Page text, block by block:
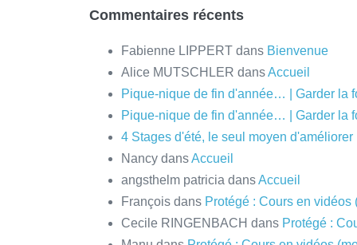
Commentaires récents
Fabienne LIPPERT dans Bienvenue
Alice MUTSCHLER dansAccueil
Pique-nique de fin d'année… | Garder la
Pique-nique de fin d'année… | Garder la
4 Stages d'été, le seul moyen
Nancy dansAccueil
angsthelm patricia dansAccueil
François dans Protégé : Cours en
Cecile RINGENBACH dans Protégé :